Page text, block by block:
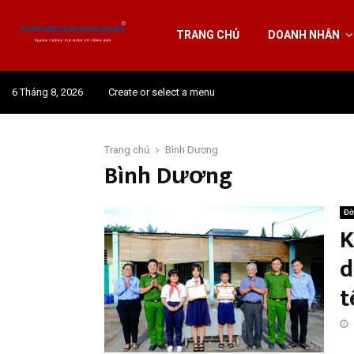
TRANG CHỦ DOANH NHÂN
6 Tháng 8, 2026 Create or select a menu
Trang chủ Bình Dương
Bình Dương